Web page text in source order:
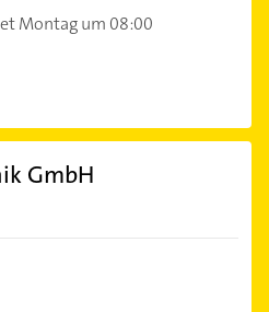
Montag um 08:00
GmbH